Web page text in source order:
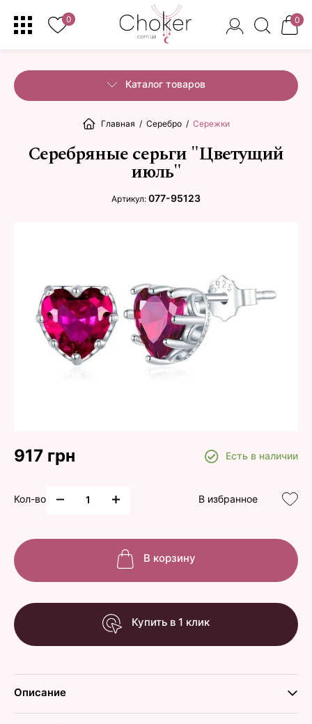
0 0
Каталог товаров
Главная / Серебро / Сережки
Серебряные серьги "Цветущий
июль"
Артикул: 077-95123
917 грн Есть в наличии
Кол-во В избранное
В корзину
Купить в 1 клик
Описание